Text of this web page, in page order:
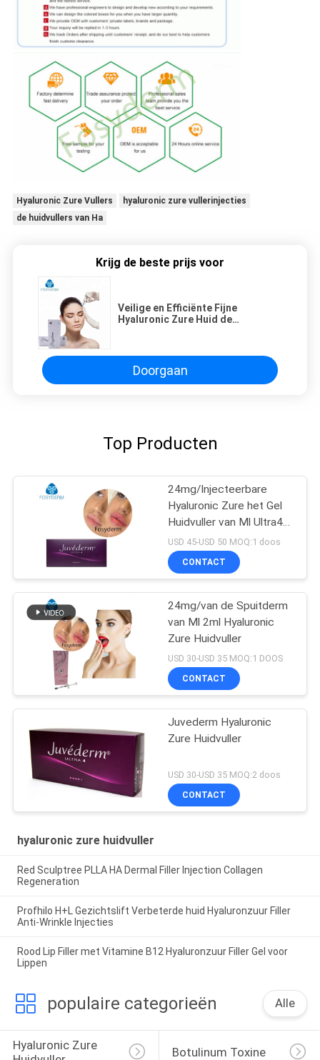
Hyaluronic Zure Vullers
hyaluronic zure vullerinjecties
de huidvullers van Ha
Krijg de beste prijs voor
Veilige en Efficiënte Fijne
Hyaluronic Zure Huid de
Doorgaan
Top Producten
24mg/Injecteerbare
Hyaluronic Zure het Gel
Huidvuller van Ml Ultra4
voor Lippen 2*1ml
USD 45-USD 50 MOQ:1 doos
CONTACT
24mg/van de Spuitderm
van Ml 2ml Hyaluronic
Zure Huidvuller
USD 30-USD 35 MOQ:1 DOOS
CONTACT
Juvederm Hyaluronic
Zure Huidvuller
USD 30-USD 35 MOQ:2 doos
CONTACT
hyaluronic zure huidvuller
Red Sculptree PLLA HA Dermal Filler Injection Collagen
Regeneration
Profhilo H+L Gezichtslift Verbeterde huid Hyaluronzuur Filler
Anti-Wrinkle Injecties
Rood Lip Filler met Vitamine B12 Hyaluronzuur Filler Gel voor
Lippen
populaire categorieën Alle
Hyaluronic Zure
Botulinum Toxine